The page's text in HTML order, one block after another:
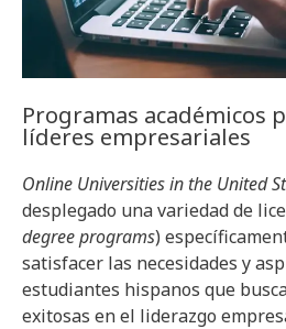
Programas académicos
líderes empresariales
Online Universities in the United
desplegado una variedad de
degree programs)
satisfacer las necesidades y
estudiantes hispanos que
exitosas en el liderazgo